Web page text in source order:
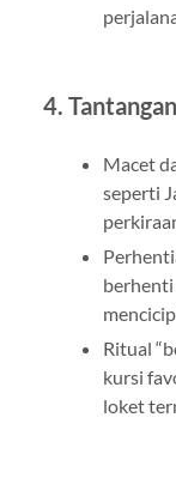
4.
Macet
seperti
berhenti
Ritual
kursi
loket